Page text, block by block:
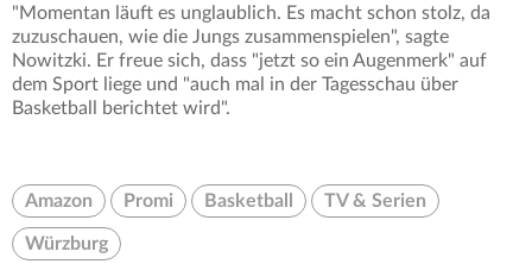
"Momentan läuft es unglaublich. Es macht schon stolz, da
zuzuschauen, wie die Jungs zusammenspielen", sagte
Nowitzki. Er freue sich, dass "jetzt so ein Augenmerk" auf
dem Sport liege und "auch mal in der Tagesschau über
Basketball berichtet wird".
Amazon Promi Basketball TV & Serien
Würzburg